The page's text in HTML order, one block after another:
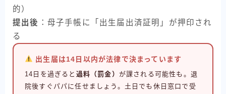
的）
提出後 ：母子手帳に「出生届出済証明」が押印され
る
出生届は14日以内が法律で決まっています
14日を過ぎると 過料（罰金） が課される可能性も。退
院後すぐパパに任せましょう。土日でも休日窓口で受